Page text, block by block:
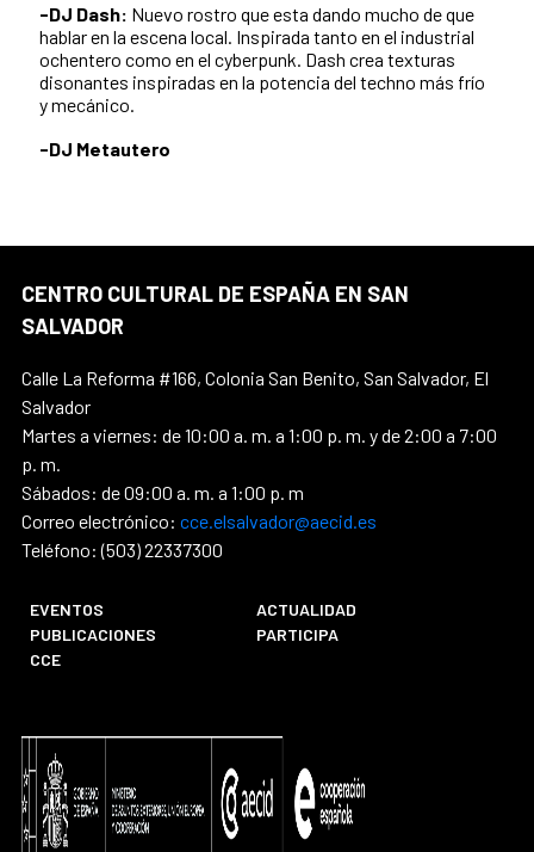
-DJ Dash: Nuevo rostro que esta dando mucho de que
hablar en la escena local. Inspirada tanto en el industrial
ochentero como en el cyberpunk. Dash crea texturas
disonantes inspiradas en la potencia del techno más frío
y mecánico.
-DJ Metautero
CENTRO CULTURAL DE ESPAÑA EN SAN
SALVADOR
Calle La Reforma #166, Colonia San Benito, San Salvador, El
Salvador
Martes a viernes: de 10:00 a. m. a 1:00 p. m. y de 2:00 a 7:00
p. m.
Sábados: de 09:00 a. m. a 1:00 p. m
Correo electrónico: cce.elsalvador@aecid.es
Teléfono: (503) 22337300
EVENTOS
ACTUALIDAD
PUBLICACIONES
PARTICIPA
CCE